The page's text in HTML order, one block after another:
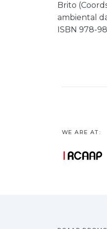
Brito
ambiental
ISBN 978-
WE ARE AT: